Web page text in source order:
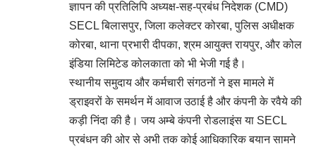
ज्ञापन की प्रतिलिपि अध्यक्ष-सह-प्रबंध निदेशक (CMD)
SECL बिलासपुर, जिला कलेक्टर कोरबा, पुलिस अधीक्षक
कोरबा, थाना प्रभारी दीपका, श्रम आयुक्त रायपुर, और कोल
इंडिया लिमिटेड कोलकाता को भी भेजी गई है।
स्थानीय समुदाय और कर्मचारी संगठनों ने इस मामले में
ड्राइवरों के समर्थन में आवाज उठाई है और कंपनी के रवैये की
कड़ी निंदा की है। जय अम्बे कंपनी रोडलाइंस या SECL
प्रबंधन की ओर से अभी तक कोई आधिकारिक बयान सामने